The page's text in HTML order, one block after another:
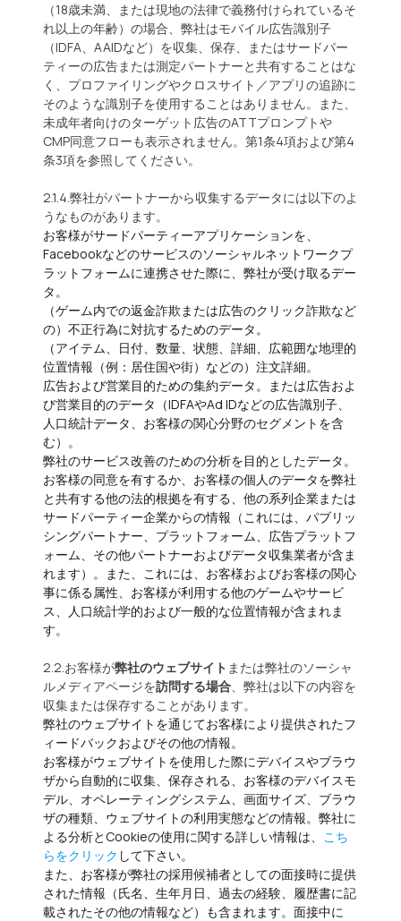
（18歳未満、または現地の法律で義務付けられているそ
れ以上の年齢）の場合、弊社はモバイル広告識別子
（IDFA、AAIDなど）を収集、保存、またはサードパー
ティーの広告または測定パートナーと共有することはな
く、プロファイリングやクロスサイト／アプリの追跡に
そのような識別子を使用することはありません。また、
未成年者向けのターゲット広告のATTプロンプトや
CMP同意フローも表示されません。第1条4項および第4
条3項を参照してください。
2.1.4.弊社がパートナーから収集するデータには以下のよ
うなものがあります。
お客様がサードパーティーアプリケーションを、
Facebookなどのサービスのソーシャルネットワークプ
ラットフォームに連携させた際に、弊社が受け取るデー
タ。
（ゲーム内での返金詐欺または広告のクリック詐欺など
の）不正行為に対抗するためのデータ。
（アイテム、日付、数量、状態、詳細、広範囲な地理的
位置情報（例：居住国や街）などの）注文詳細。
広告および営業目的ための集約データ。または広告およ
び営業目的のデータ（IDFAやAd IDなどの広告識別子、
人口統計データ、お客様の関心分野のセグメントを含
む）。
弊社のサービス改善のための分析を目的としたデータ。
お客様の同意を有するか、お客様の個人のデータを弊社
と共有する他の法的根拠を有する、他の系列企業または
サードパーティー企業からの情報（これには、パブリッ
シングパートナー、プラットフォーム、広告プラットフ
ォーム、その他パートナーおよびデータ収集業者が含ま
れます）。また、これには、お客様およびお客様の関心
事に係る属性、お客様が利用する他のゲームやサービ
ス、人口統計学的および一般的な位置情報が含まれま
す。
2.2.お客様が弊社のウェブサイト または弊社のソーシャ
ルメディアページを訪問する場合、弊社は以下の内容を
収集または保存することがあります。
弊社のウェブサイトを通じてお客様により提供されたフ
ィードバックおよびその他の情報。
お客様がウェブサイトを使用した際にデバイスやブラウ
ザから自動的に収集、保存される、お客様のデバイスモ
デル、オペレーティングシステム、画面サイズ、ブラウ
ザの種類、ウェブサイトの利用実態などの情報。弊社に
よる分析とCookieの使用に関する詳しい情報は、 こち
らをクリック して下さい。
また、お客様が弊社の採用候補者としての面接時に提供
された情報 （氏名、生年月日、過去の経験、履歴書に記
載されたその他の情報など） も含まれます。面接中に